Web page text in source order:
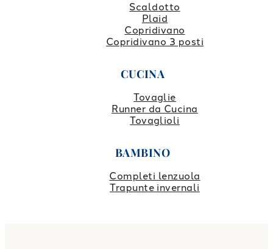
Scaldotto
Plaid
Copridivano
Copridivano 3 posti
CUCINA
Tovaglie
Runner da Cucina
Tovaglioli
BAMBINO
Completi lenzuola
Trapunte invernali